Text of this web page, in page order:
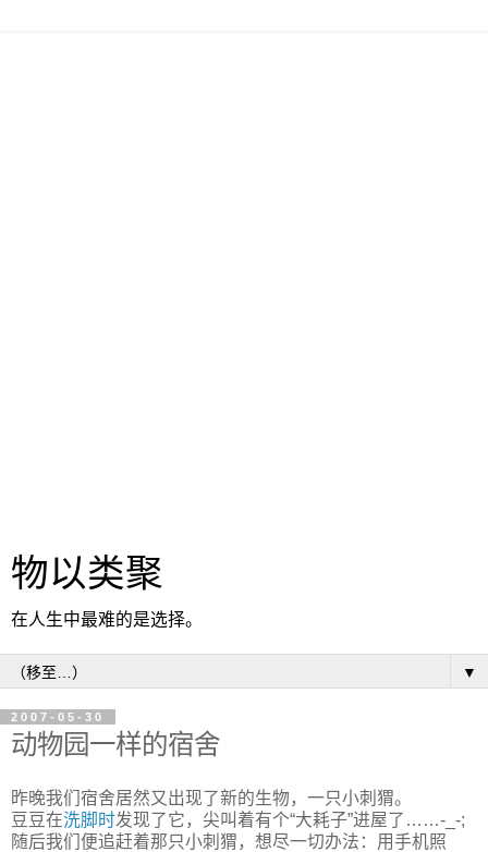
物以类聚
在人生中最难的是选择。
▼
2007-05-30
动物园一样的宿舍
昨晚我们宿舍居然又出现了新的生物，一只小刺猬。
豆豆在洗脚时发现了它，尖叫着有个“大耗子”进屋了……-_-;
随后我们便追赶着那只小刺猬，想尽一切办法：用手机照